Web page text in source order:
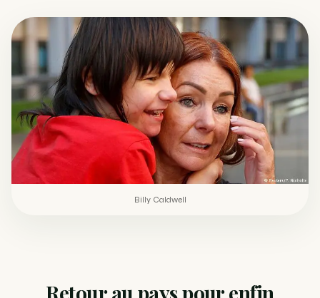
Comment éviter un joint de partir en cuillère WEED
Étude : L’extrait de cannabis, un traitement efficace
contre les maux de dos…
Un fabricant polonais de textiles à base de chanvre
suscite une forte…
ACTU
Billy Caldwell